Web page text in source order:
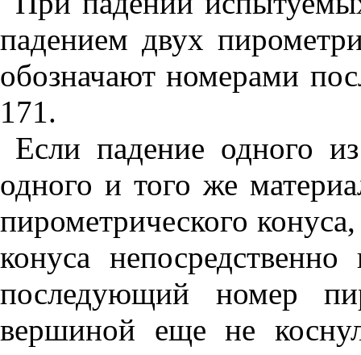
падением двух
обозначают номерами
171.
Если падение одного
одного и того же
пирометрического
конуса
последующий номер
вершиной еще не